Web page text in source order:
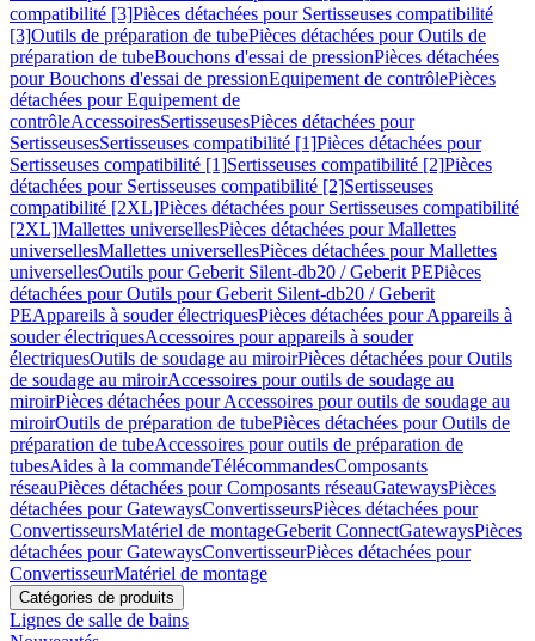
compatibilité [3]Pièces détachées pour Sertisseuses compatibilité
[3]Outils de préparation de tubePièces détachées pour Outils de
préparation de tubeBouchons d'essai de pressionPièces détachées
pour Bouchons d'essai de pressionEquipement de contrôlePièces
détachées pour Equipement de
contrôleAccessoiresSertisseusesPièces détachées pour
SertisseusesSertisseuses compatibilité [1]Pièces détachées pour
Sertisseuses compatibilité [1]Sertisseuses compatibilité [2]Pièces
détachées pour Sertisseuses compatibilité [2]Sertisseuses
compatibilité [2XL]Pièces détachées pour Sertisseuses compatibilité
[2XL]Mallettes universellesPièces détachées pour Mallettes
universellesMallettes universellesPièces détachées pour Mallettes
universellesOutils pour Geberit Silent-db20 / Geberit PEPièces
détachées pour Outils pour Geberit Silent-db20 / Geberit
PEAppareils à souder électriquesPièces détachées pour Appareils à
souder électriquesAccessoires pour appareils à souder
électriquesOutils de soudage au miroirPièces détachées pour Outils
de soudage au miroirAccessoires pour outils de soudage au
miroirPièces détachées pour Accessoires pour outils de soudage au
miroirOutils de préparation de tubePièces détachées pour Outils de
préparation de tubeAccessoires pour outils de préparation de
tubesAides à la commandeTélécommandesComposants
réseauPièces détachées pour Composants réseauGatewaysPièces
détachées pour GatewaysConvertisseursPièces détachées pour
ConvertisseursMatériel de montageGeberit ConnectGatewaysPièces
détachées pour GatewaysConvertisseurPièces détachées pour
ConvertisseurMatériel de montage
Catégories de produits
Lignes de salle de bains